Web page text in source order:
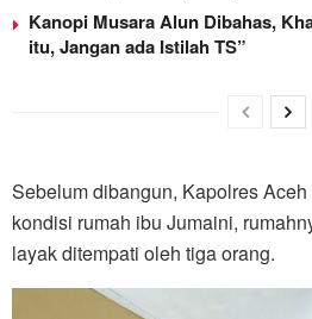
Kanopi Musara Alun Dibahas,
itu, Jangan ada Istilah TS”
Sebelum dibangun, Kapolres
kondisi rumah ibu Jumaini,
layak ditempati oleh tiga orang.